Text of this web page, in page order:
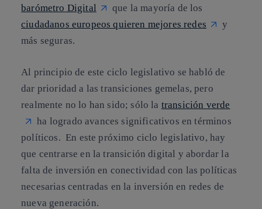
barómetro Digital
que la mayoría de los
ciudadanos europeos quieren mejores redes
y
más seguras.
Al principio de este ciclo legislativo se habló de
dar prioridad a las transiciones gemelas, pero
realmente no lo han sido; sólo la transición verde
ha logrado avances significativos en términos
políticos. En este próximo ciclo legislativo, hay
que centrarse en la transición digital y abordar la
falta de inversión en conectividad con las políticas
necesarias centradas en la inversión en redes de
nueva generación.